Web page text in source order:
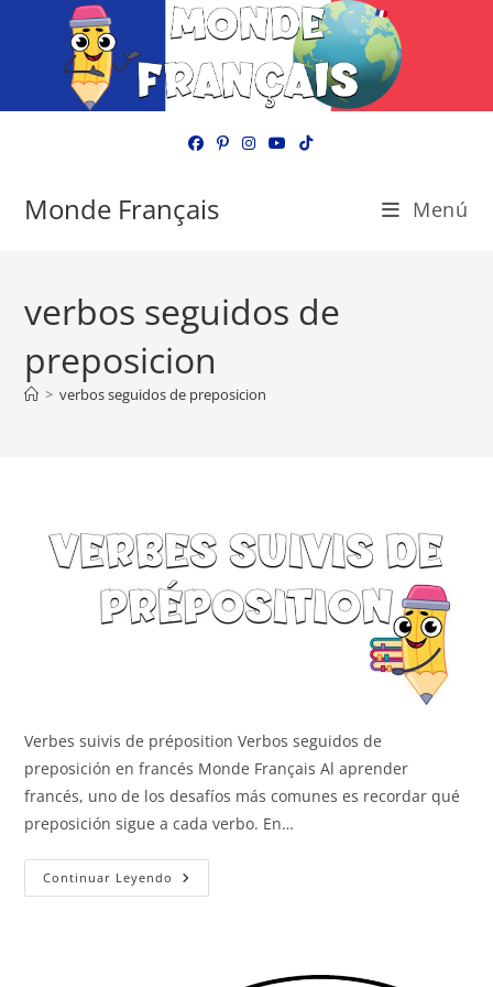
Monde Français Menú
verbos seguidos de
preposicion
> verbos seguidos de preposicion
Verbes suivis de préposition Verbos seguidos de
preposición en francés Monde Français Al aprender
francés, uno de los desafíos más comunes es recordar qué
preposición sigue a cada verbo. En…
Continuar Leyendo Verbos
Seguidos